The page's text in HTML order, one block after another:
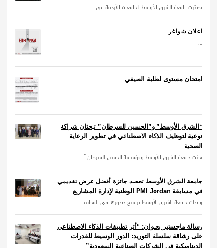
تصدّرت جامعة الشرق الأوسط الجامعات الأردنية في ...
اعلان شواغر
...
امتحان مستوى لطلبة الصيفي
...
“الشرق الأوسط” و”الحسين للسرطان” تبحثان شراكة
نوعية لتوظيف الذكاء الاصطناعي في تطوير الرعاية
الصحية
بحثت جامعة الشرق الأوسط ومؤسسة الحسين للسرطان آ...
جامعة الشرق الأوسط تحصد جائزة أفضل عرض تقديمي
في مسابقة PMI Jordan الوطنية لإدارة المشاريع
واصلت جامعة الشرق الأوسط ترسيخ حضورها في المحاف...
رسالة ماجستير بعنوان: “أثر تطبيقات الذكاء الاصطناعي
على رشاقة سلسلة التوريد: الدور الوسيط للقدرات
الديناميكية في الشركات الصناعية السعودية”